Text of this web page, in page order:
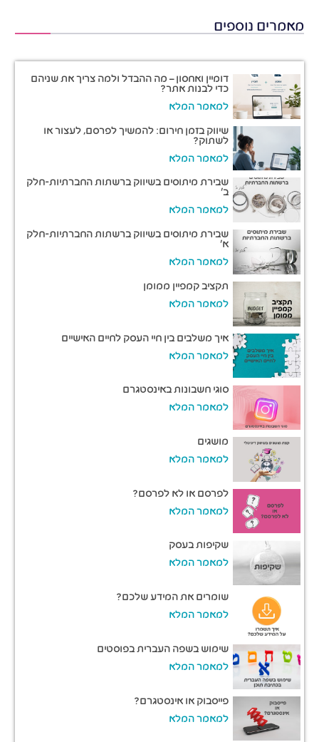
מאמרים נוספים
דומיין ואחסון – מה ההבדל ולמה צריך את שניהם
כדי לבנות אתר?
למאמר המלא
שיווק בזמן חירום: להמשיך לפרסם, לעצור או
לשתוק?
למאמר המלא
שבירת מיתוסים בשיווק ברשתות החברתיות-חלק
ב'
למאמר המלא
שבירת מיתוסים בשיווק ברשתות החברתיות-חלק
א'
למאמר המלא
תקציב קמפיין ממומן
למאמר המלא
איך משלבים בין חיי העסק לחיים האישיים
למאמר המלא
סוגי חשבונות באינסטגרם
למאמר המלא
מושגים
למאמר המלא
לפרסם או לא לפרסם?
למאמר המלא
שקיפות בעסק
למאמר המלא
שומרים את המידע שלכם?
למאמר המלא
שימוש בשפה העברית בפוסטים
למאמר המלא
פייסבוק או אינסטגרם?
למאמר המלא